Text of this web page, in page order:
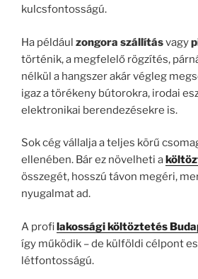
kulcsfontosságú.
Ha például zongora szállításvagy
történik, a megfelelő rögzítés,
nélkül a hangszer akár végleg
igaz a törékeny bútorokra, irodai
elektronikai berendezésekre is.
Sok cég vállalja a teljes körű
ellenében. Bár ez növelheti a
összegét, hosszú távon megéri,
nyugalmat ad.
A profilakossági költöztetés
így működik – de külföldi célpont
létfontosságú.